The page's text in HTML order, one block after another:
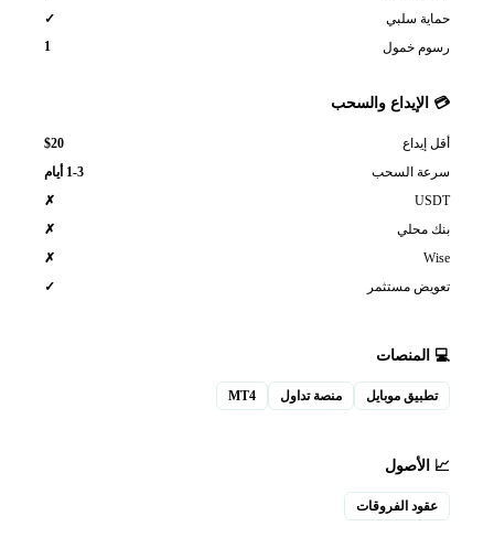
حماية سلبي
✓
رسوم خمول
1
💳 الإيداع والسحب
أقل إيداع
$20
سرعة السحب
1-3 أيام
USDT
✗
بنك محلي
✗
Wise
✗
تعويض مستثمر
✓
💻 المنصات
تطبيق موبايل منصة تداول MT4
📈 الأصول
عقود الفروقات